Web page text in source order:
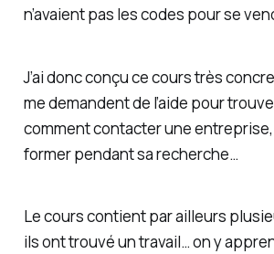
n’avaient pas les codes pour se
J’ai donc conçu ce cours très
me demandent de l’aide pour
comment contacter une
former pendant sa recherche…
Le cours contient par ailleurs
ils ont trouvé un travail… on y